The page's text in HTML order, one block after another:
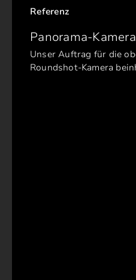
Referenz
Panorama-Kamera
Unser Auftrag für die
Roundshot-Kamera